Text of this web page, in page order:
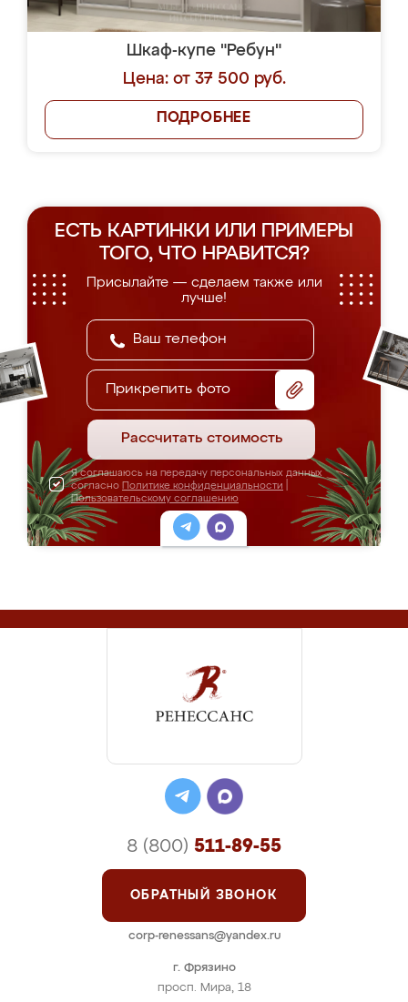
Шкаф-купе "Ребун"
Цена: от 37 500 руб.
ПОДРОБНЕЕ
ЕСТЬ КАРТИНКИ ИЛИ ПРИМЕРЫ
ТОГО, ЧТО НРАВИТСЯ?
Присылайте — сделаем также или
лучше!
Прикрепить фото
Рассчитать стоимость
Я соглашаюсь на передачу персональных данных
согласно Политике конфиденциальности
Пользовательскому соглашению
г. Фрязино
просп. Мира, 18
8 (800) 511-89-55
ОБРАТНЫЙ ЗВОНОК
corp-renessans@yandex.ru